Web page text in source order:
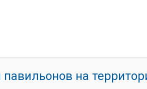
павильонов на